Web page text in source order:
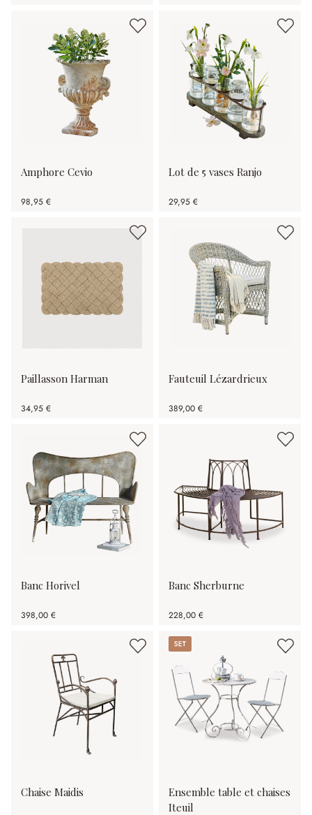
Amphore Cevio
98,95 €
Lot de 5 vases Ranjo
29,95 €
Paillasson Harman
34,95 €
Fauteuil Lézardrieux
389,00 €
Banc Horivel
398,00 €
Banc Sherburne
228,00 €
Chaise Maidis
Set
Ensemble table et chaises
Iteuil